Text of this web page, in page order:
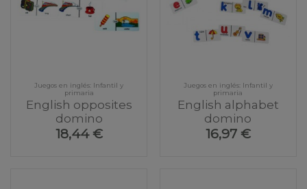
Juegos en inglés: Infantil y
primaria
English opposites
domino
18,44 €
Juegos en inglés: Infantil y
primaria
English alphabet
domino
16,97 €